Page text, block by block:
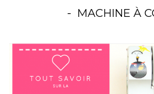
MACHINE À